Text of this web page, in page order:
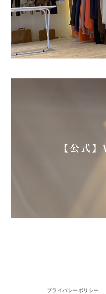
プライバシーポリシー